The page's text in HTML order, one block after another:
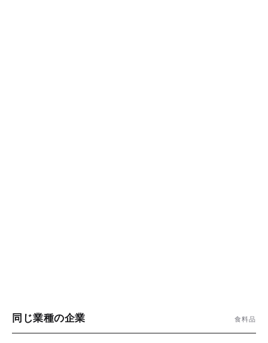
同じ業種の企業 食料品